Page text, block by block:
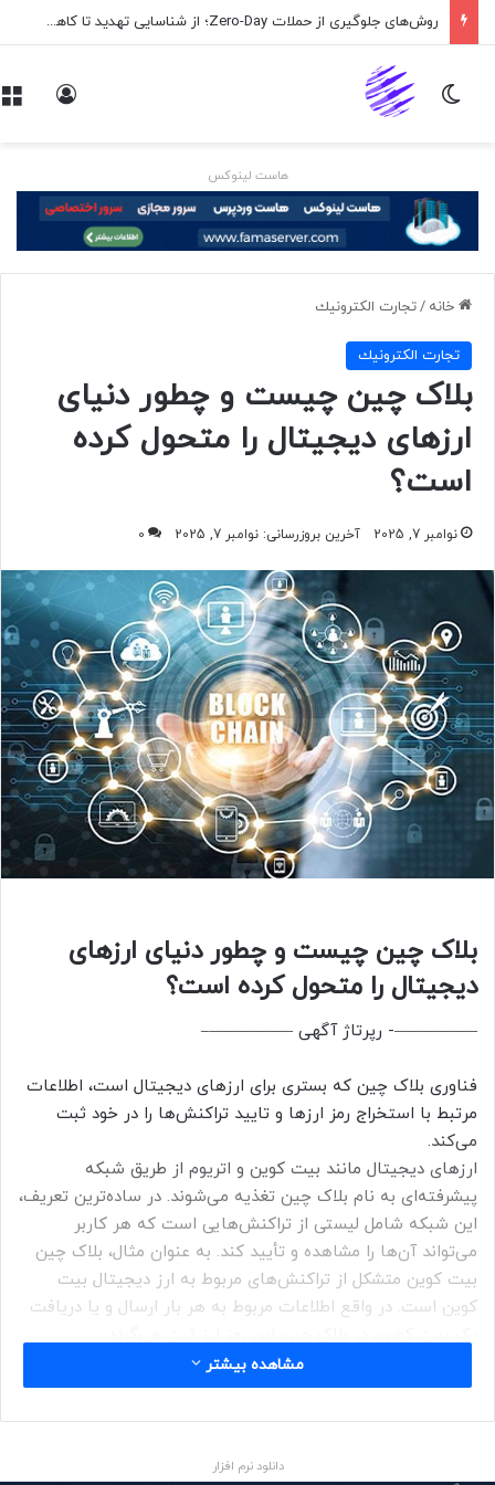
روش‌های جلوگیری از حملات Zero-Day؛ از شناسایی تهدید تا کاهش ریسک
تغییر پوسته
هاست لینوکس
خانه /تجارت الكترونيك
تجارت الكترونيك
بلاک چین چیست و چطور دنیای
ارزهای دیجیتال را متحول کرده
است؟
نوامبر 7, 2025 آخرین بروزرسانی: نوامبر 7, 2025 0
بلاک چین چیست و چطور دنیای ارزهای
دیجیتال را متحول کرده است؟
—————- رپرتاژ آگهی —————–
فناوری بلاک چین که بستری برای ارزهای دیجیتال است، اطلاعات
مرتبط با استخراج رمز ارزها و تایید تراکنش‌ها را در خود ثبت
می‌کند.
ارزهای دیجیتال مانند بیت کوین و اتریوم از طریق شبکه
پیشرفته‌ای به نام بلاک چین تغذیه می‌شوند. در ساده‌ترین تعریف،
این شبکه شامل لیستی از تراکنش‌هایی است که هر کاربر
می‌تواند آن‌ها را مشاهده و تأیید کند. به عنوان مثال، بلاک چین
بیت کوین متشکل از تراکنش‌های مربوط به ارز دیجیتال بیت
کوین است. در واقع اطلاعات مربوط به هر بار ارسال و یا دریافت
بهترین ارزهای دیجیتال و تکنولوژی بلاک چین که منبع تغذیه آنها
به شمار می‌روند، این امکان را فراهم ساخته‌اند تا کاربران بدون
دارایی‌های خود را به صورت آنلاین انتقال دهند.
مشاهده بیشتر
دانلود نرم افزار